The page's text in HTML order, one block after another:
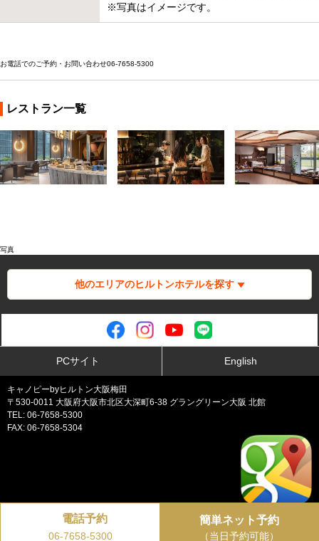
※写真はイメージです。
お電話でのご予約・お問い合わせ06-7658-5300
レストラン一覧
写真
他のエリアのヒルトンホテルを探す
PCサイト English
キャノピーbyヒルトン大阪梅田
〒530-0011 大阪府大阪市北区大深町6-38 グラングリーン大阪 北館
TEL: 06-7658-5300
FAX: 06-7658-5304
プライバシーポリシー
電話予約
06-7658-5300
簡単ネット予約
（当日予約可能）